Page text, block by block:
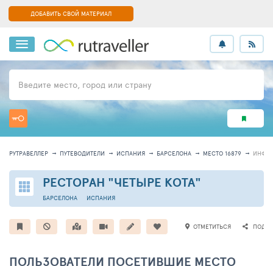
ДОБАВИТЬ СВОЙ МАТЕРИАЛ
Введите место, город или страну
РУТРАВЕЛЛЕР ПУТЕВОДИТЕЛИ ИСПАНИЯ БАРСЕЛОНА МЕСТО 16879
РЕСТОРАН "ЧЕТЫРЕ КОТА"
ИСПАНИЯ
БАРСЕЛОНА
ОТМЕТИТЬСЯ
ПОЛЬЗОВАТЕЛИ ПОСЕТИВШИЕ МЕСТО